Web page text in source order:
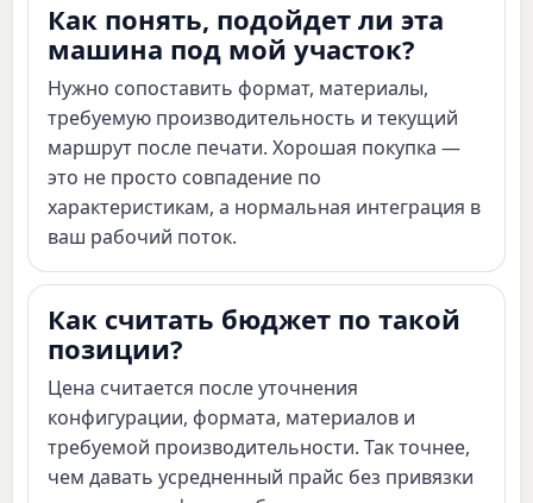
Как понять, подойдет ли эта
машина под мой участок?
Нужно сопоставить формат, материалы,
требуемую производительность и текущий
маршрут после печати. Хорошая покупка —
это не просто совпадение по
характеристикам, а нормальная интеграция в
ваш рабочий поток.
Как считать бюджет по такой
позиции?
Цена считается после уточнения
конфигурации, формата, материалов и
требуемой производительности. Так точнее,
чем давать усредненный прайс без привязки